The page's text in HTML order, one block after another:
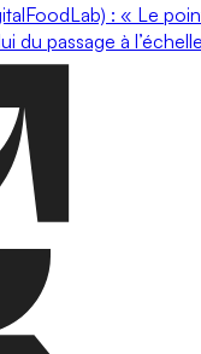
: « Le
du passage à